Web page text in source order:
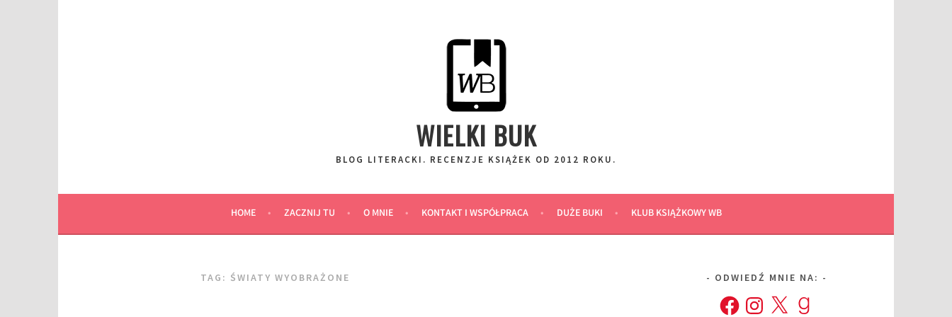
WIELKI BUK
BLOG LITERACKI. RECENZJE KSIĄŻEK OD 2012 ROKU.
HOME ZACZNIJ TU O MNIE KONTAKT I WSPÓŁPRACA DUŻE BUKI KLUB KSIĄŻKOWY WB
TAG: ŚWIATY WYOBRAŻONE ODWIEDŹ MNIE NA:
FacebookInstagram
X Goodreads